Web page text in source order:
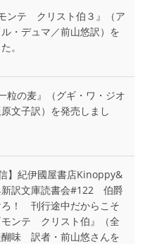
ンテ゠クリスト伯３』（ア
・デュマ／前山悠訳）を
。
粒の麦』（グギ・ワ・ジオ
文子訳）を発売しまし
】紀伊國屋書店Kinoppy&
新訳文庫読書会#122 伯爵
ろ！ 刊行途中だからこそ
ンテ゠クリスト伯』（全
醐味 訳者・前山悠さんを